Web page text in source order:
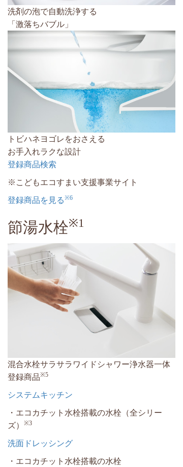
洗剤の泡で自動洗浄する
「激落ちバブル」
トビハネヨゴレをおさえる
お手入れラクな設計
登録商品検索
※こどもエコすまい支援事業サイト
登録商品を見る※6
節湯水栓※1
混合水栓サラサラワイドシャワー浄水器一体
登録商品※5
システムキッチン
・エコカチット水栓搭載の水栓（全シリー
ズ）
※3
洗面ドレッシング
・エコカチット水栓搭載の水栓